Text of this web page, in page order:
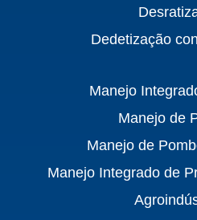
Dedetização
Manejo
Manejo de
Manejo de
Manejo Integrado de